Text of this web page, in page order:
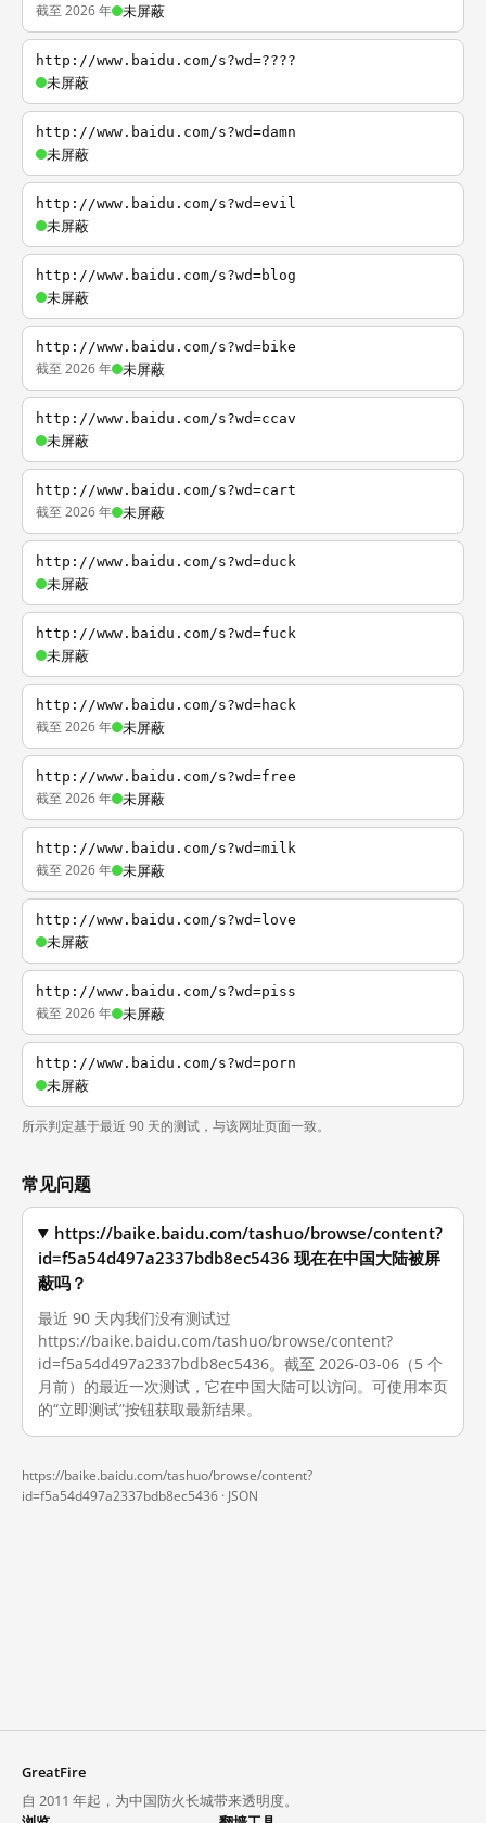
截至 2026 年 未屏蔽
http://www.baidu.com/s?wd=????
未屏蔽
http://www.baidu.com/s?wd=damn
未屏蔽
http://www.baidu.com/s?wd=evil
未屏蔽
http://www.baidu.com/s?wd=blog
未屏蔽
http://www.baidu.com/s?wd=bike
截至 2026 年 未屏蔽
http://www.baidu.com/s?wd=ccav
未屏蔽
http://www.baidu.com/s?wd=cart
截至 2026 年 未屏蔽
http://www.baidu.com/s?wd=duck
未屏蔽
http://www.baidu.com/s?wd=fuck
未屏蔽
http://www.baidu.com/s?wd=hack
截至 2026 年 未屏蔽
http://www.baidu.com/s?wd=free
截至 2026 年 未屏蔽
http://www.baidu.com/s?wd=milk
截至 2026 年 未屏蔽
http://www.baidu.com/s?wd=love
未屏蔽
http://www.baidu.com/s?wd=piss
截至 2026 年 未屏蔽
http://www.baidu.com/s?wd=porn
未屏蔽
所示判定基于最近 90 天的测试，与该网址页面一致。
常见问题
https://baike.baidu.com/tashuo/browse/content?
id=f5a54d497a2337bdb8ec5436 现在在中国大陆被屏
蔽吗？
最近 90 天内我们没有测试过
https://baike.baidu.com/tashuo/browse/content?
id=f5a54d497a2337bdb8ec5436。截至 2026-03-06（5 个
月前）的最近一次测试，它在中国大陆可以访问。可使用本页
的“立即测试”按钮获取最新结果。
https://baike.baidu.com/tashuo/browse/content?
id=f5a54d497a2337bdb8ec5436 · JSON
GreatFire
自 2011 年起，为中国防火长城带来透明度。